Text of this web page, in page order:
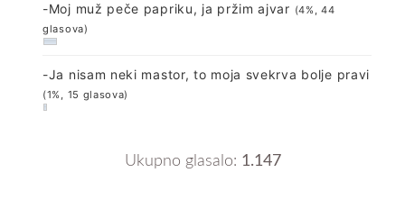
-Moj muž peče papriku, ja pržim ajvar (4%, 44
glasova)
-Ja nisam neki mastor, to moja svekrva bolje pravi
(1%, 15 glasova)
Ukupno glasalo: 1.147